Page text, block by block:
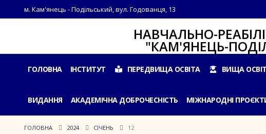
м. Кам'янець - Подільський, вул. Годованця, 13
НАВЧАЛЬНО-
"КАМ'ЯНЕЦЬ-
ГОЛОВНА ІНСТИТУТ ПЕРЕДВИЩА ОСВІТА ВИЩА
ВИДАННЯ АКАДЕМІЧНА ДОБРОЧЕСНІСТЬ МІЖНАРОДНІ
ГОЛОВНА 2024 СІЧЕНЬ 12